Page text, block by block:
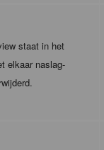
staat in het
elkaar naslag-